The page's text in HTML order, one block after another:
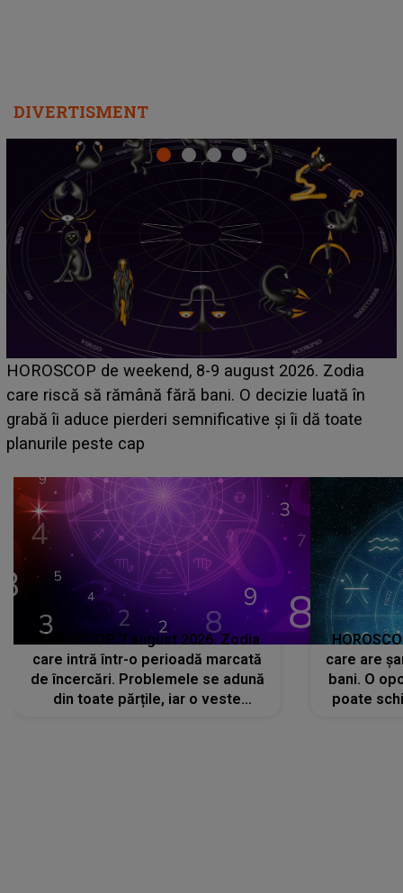
DIVERTISMENT
Emanuel a ținut ACEST DETALIU ASCUNS până
acum! În fața Alexandrei, concurentul din Casa Iubirii
face o MĂRTURISIRE NEAȘTEPTATĂ despre mama
sa: "I-am spus și ei în față, eu nu te iubesc pentru
HOROSCOP 7 august 2026. Zodia
care intră într-o perioadă marcată
de încercări. Problemele se adună
din toate părțile, iar o veste
care are
bani. O
poate